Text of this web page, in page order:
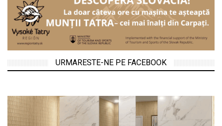
URMARESTE-NE PE FACEBOOK